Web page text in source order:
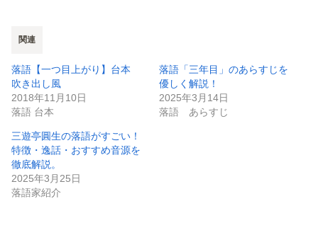
関連
落語【一つ目上がり】台本
吹き出し風
2018年11月10日
落語 台本
落語「三年目」のあらすじを
優しく解説！
2025年3月14日
落語 あらすじ
三遊亭圓生の落語がすごい！
特徴・逸話・おすすめ音源を
徹底解説。
2025年3月25日
落語家紹介